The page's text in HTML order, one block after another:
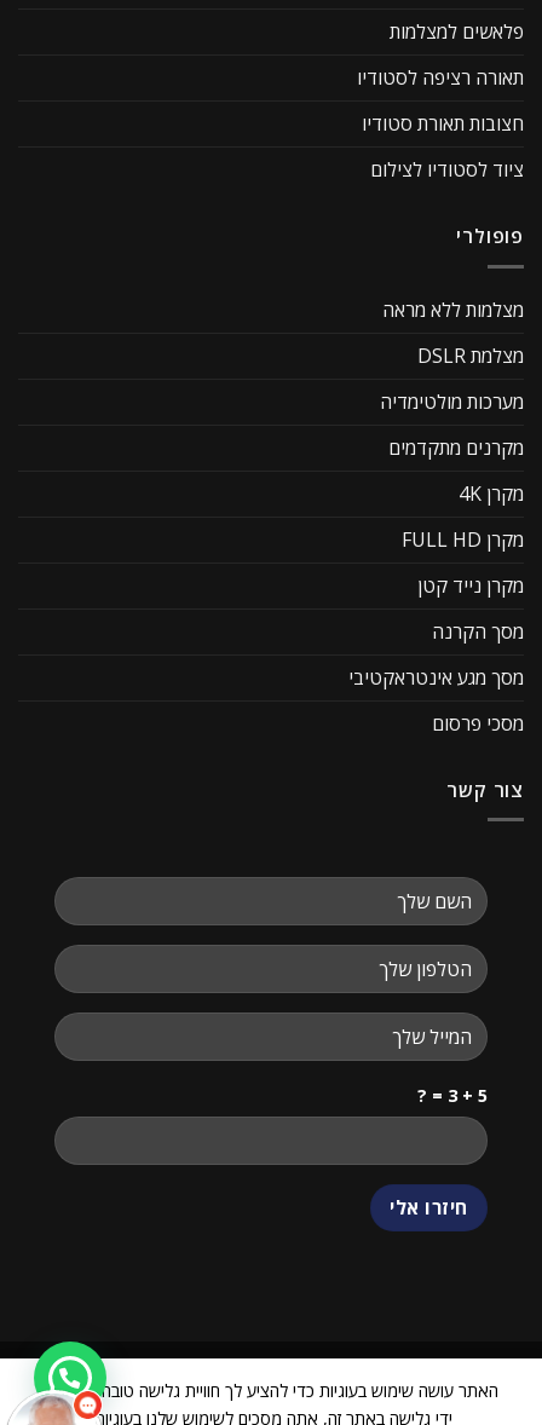
פלאשים למצלמות
תאורה רציפה לסטודיו
חצובות תאורת סטודיו
ציוד לסטודיו לצילום
פופולרי
מצלמות ללא מראה
מצלמת DSLR
מערכות מולטימדיה
מקרנים מתקדמים
מקרן 4K
מקרן FULL HD
מקרן נייד קטן
מסך הקרנה
מסך מגע אינטראקטיבי
מסכי פרסום
צור קשר
5 + 3 = ?
ביטול עסקה
האתר עושה שימוש בעוגיות כדי להציע לך חוויית גלישה טובה יותר. על
ידי גלישה באתר זה, אתה מסכים לשימוש שלנו בעוגיות.